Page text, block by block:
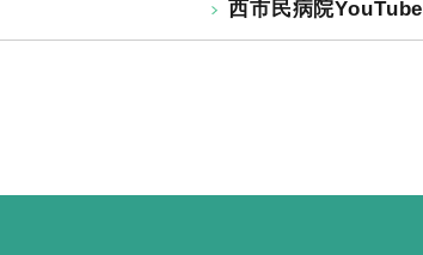
西市民病院YouTube